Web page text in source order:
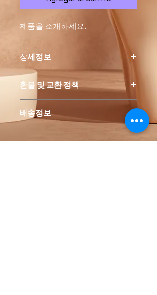
제품을 소개하세요.
상세정보
제품의 세부 사항들을 입력하세요. 제
품의 크기, 재질, 관리방법 등 친절하고
어줍니다. 제품의 어떤 부분이 소비자
들에게 어필할 것인지 우선순위를 잘
환불 및 교환 정책
"환불 정책", "제품 관리법" 등 고객들
에게 유용한 추가 제품 정보를 제공하
배송정보
배송정보를 입력하세요. 배송방법, 비
용 등 정확하고 깔끔한 설명은 소비자